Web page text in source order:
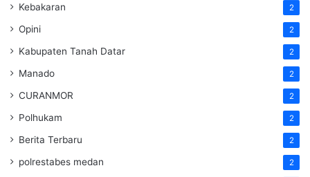
Kebakaran 2
Opini 2
Kabupaten Tanah Datar 2
Manado 2
CURANMOR 2
Polhukam 2
Berita Terbaru 2
polrestabes medan 2